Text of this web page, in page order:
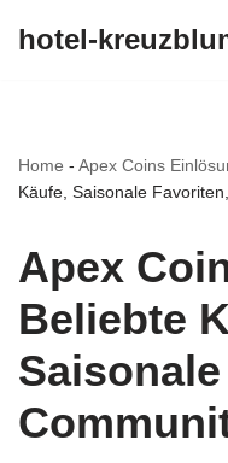
hotel-
Home - Apex Coins
Käufe, Saisonale
Apex
Beliebte